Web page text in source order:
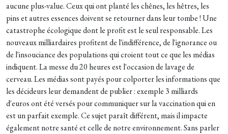
aucune plus-value. Ceux qui ont planté les chênes, les hêtres, les
pins et autres essences doivent se retourner dans leur tombe ! Une
catastrophe écologique dont le profit est le seul responsable. Les
nouveaux milliardaires profitent de l'indifférence, de l'ignorance ou
de l'insouciance des populations qui croient tout ce que les médias
indiquent. La messe du 20 heures est l'occasion de lavage de
cerveau. Les médias sont payés pour colporter les informations que
les décideurs leur demandent de publier : exemple 3 milliards
d'euros ont été versés pour communiquer sur la vaccination qui en
est un parfait exemple. Ce sujet paraît différent, mais il impacte
également notre santé et celle de notre environnement. Sans parler